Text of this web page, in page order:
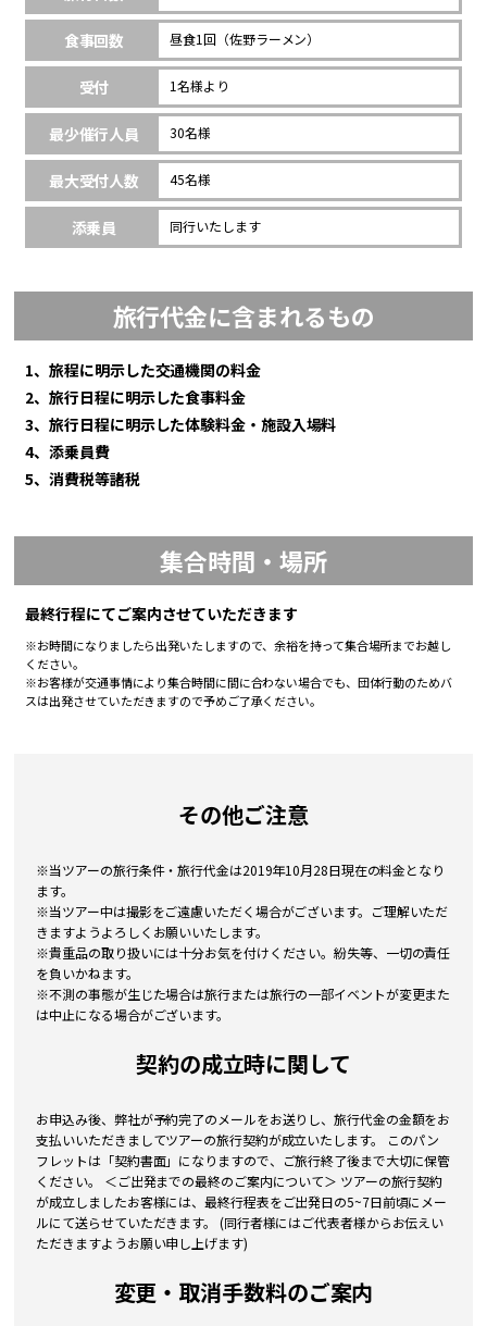
食事回数 昼食1回（佐野ラーメン）
受付 1名様より
最少催行人員 30名様
最大受付人数 45名様
添乗員 同行いたします
旅行代金に含まれるもの
1、旅程に明示した交通機関の料金
2、旅行日程に明示した食事料金
3、旅行日程に明示した体験料金・施設入場料
4、添乗員費
5、消費税等諸税
集合時間・場所
最終行程にてご案内させていただきます
※お時間になりましたら出発いたしますので、余裕を持って集合場所までお越し
ください。
※お客様が交通事情により集合時間に間に合わない場合でも、団体行動のためバ
スは出発させていただきますので予めご了承ください。
その他ご注意
※当ツアーの旅行条件・旅行代金は2019年10月28日現在の料金となり
ます。
※当ツアー中は撮影をご遠慮いただく場合がございます。ご理解いただ
きますようよろしくお願いいたします。
※貴重品の取り扱いには十分お気を付けください。紛失等、一切の責任
を負いかねます。
※不測の事態が生じた場合は旅行または旅行の一部イベントが変更また
は中止になる場合がございます。
契約の成立時に関して
お申込み後、弊社が予約完了のメールをお送りし、旅行代金の金額をお
支払いいただきましてツアーの旅行契約が成立いたします。 このパン
フレットは「契約書面」になりますので、ご旅行終了後まで大切に保管
ください。 ＜ご出発までの最終のご案内について＞ ツアーの旅行契約
が成立しましたお客様には、最終行程表をご出発日の5~7日前頃にメー
ルにて送らせていただきます。 (同行者様にはご代表者様からお伝えい
ただきますようお願い申し上げます)
変更・取消手数料のご案内